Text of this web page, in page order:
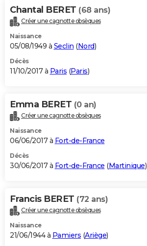
Chantal BERET (68 ans)
Créer une cagnotte obsèques
Naissance
05/08/1949 à Seclin (Nord)
Décès
11/10/2017 à Paris (Paris)
Emma BERET (0 an)
Créer une cagnotte obsèques
Naissance
06/06/2017 à Fort-de-France
Décès
30/06/2017 à Fort-de-France (Martinique)
Francis BERET (72 ans)
Créer une cagnotte obsèques
Naissance
21/06/1944 à Pamiers (Ariège)